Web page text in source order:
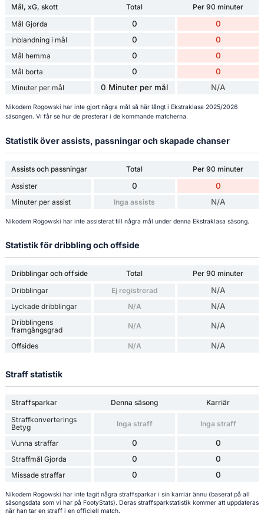
Mål, xG, skott Total
Per 90 minuter
Mål Gjorda
0 0
Inblandning i mål 0 0
Mål hemma 0 0
Mål borta 0 0
Minuter per mål 0 Minuter per mål N/A
Nikodem Rogowski har inte gjort några mål så här långt i Ekstraklasa 2025/2026
säsongen. Vi får se hur de presterar i de kommande matcherna.
Statistik över assists, passningar och skapade chanser
Assists och passningar Total
Per 90 minuter
Assister
0 0
Minuter per assist Inga assists N/A
Nikodem Rogowski har inte assisterat till några mål under denna Ekstraklasa säsong.
Statistik för dribbling och offside
Dribblingar och offside Total
Per 90 minuter
Dribblingar
Ej registrerad N/A
Lyckade dribblingar N/A N/A
Dribblingens
framgångsgrad
N/A N/A
Offsides N/A N/A
Straff statistik
Straffsparkar Denna säsong
Karriär
Straffkonverterings
Betyg
Inga straff Inga straff
Vunna straffar 0 0
Straffmål Gjorda 0 0
Missade straffar 0 0
Nikodem Rogowski har inte tagit några straffsparkar i sin karriär ännu (baserat på all
säsongsdata som vi har på FootyStats). Deras straffsparkstatistik kommer att uppdateras
när han tar en straff i en officiell match.